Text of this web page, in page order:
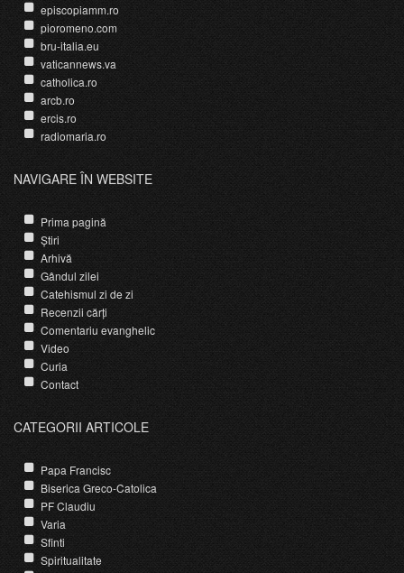
episcopiamm.ro
pioromeno.com
bru-italia.eu
vaticannews.va
catholica.ro
arcb.ro
ercis.ro
radiomaria.ro
NAVIGARE ÎN WEBSITE
Prima pagină
Știri
Arhivă
Gândul zilei
Catehismul zi de zi
Recenzii cărți
Comentariu evanghelic
Video
Curia
Contact
CATEGORII ARTICOLE
Papa Francisc
Biserica Greco-Catolica
PF Claudiu
Varia
Sfinti
Spiritualitate